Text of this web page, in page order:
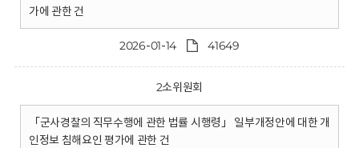
가에 관한 건
2026-01-14 41649
2소위원회
「군사경찰의 직무수행에 관한 법률 시행령」 일부개정안에 대한 개
인정보 침해요인 평가에 관한 건